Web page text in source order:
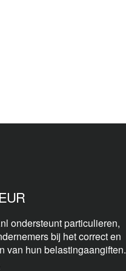
ondersteunt particulieren,
bij het correct en
van hun belastingaangiften.